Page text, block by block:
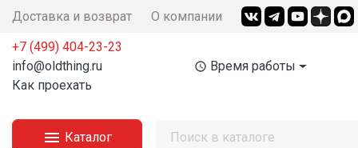
Доставка и возврат О компании
+7 (499) 404-23-23‬
info@oldthing.ru
Как проехать
access_time Время работы
 Каталог